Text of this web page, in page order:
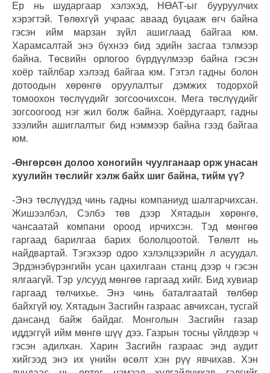
Ер нь шударгаар хэлэхэд, НӨАТ-ыг бууруулчих
хэрэгтэй. Төлөхгүй учраас аваад буцааж өгч байна
гэсэн ийм марзан зүйл ашиглаад байгаа юм.
Харамсалтай энэ бүхнээ бид эдийн засгаа тэлмээр
байна. Төсвийн орлогоо бүрдүүлмээр байна гэсэн
хоёр тайлбар хэлээд байгаа юм. Гэтэл гадны болон
дотоодын хөрөнгө оруулалтыг дэмжих тодорхой
томоохон төслүүдийг зогсоочихсон. Мега төслүүдийг
зогсоогоод нэг жил болж байна. Хоёрдугаарт, гадны
зээлийн ашиглалтыг бид нэммээр байна гээд байгаа
юм.
-Өнгөрсөн долоо хоногийн чуулганаар орж унасан
хуулийн төслийг хэлж байх шиг байна, тийм үү?
-Энэ төслүүдэд чинь гадны компаниуд шалгарчихсан.
Жишээлбэл, Сэлбэ төв дээр Хятадын хөрөнгө,
чансаатай компани ороод ирчихсэн. Тэд мөнгөө
гаргаад барилгаа барих бололцоотой. Төлөлт нь
найдвартай. Тэгэхээр одоо хэлэлцээрийн л асуудал.
Эрдэнэбүрэнгийн усан цахилгаан станц дээр ч гэсэн
ялгаагүй. Тэр улсууд мөнгөө гаргаад хийг. Бид хувиар
гаргаад төлчихье. Энэ чинь баталгаатай төлбөр
байхгүй юу. Хятадын Засгийн газраас авчихсан, тусгай
дансанд байж байдаг. Монголын Засгийн газар
иддэггүй ийм мөнгө шүү дээ. Газрын тосны үйлдвэр ч
гэсэн адилхан. Харин Засгийн газраас энд аудит
хийгээд энэ их үнийн өсөлт хэн рүү явчихав. Хэн